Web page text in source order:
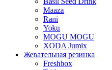
Maaza
Rani
Yoku
MOGU MOGU
XODA Jumix
Жевательная резинка
Freshbox